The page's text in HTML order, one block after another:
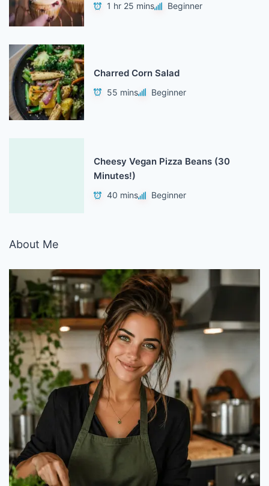
1 hr 25 mins Beginner
Charred Corn Salad
55 mins Beginner
Cheesy Vegan Pizza Beans (30
Minutes!)
40 mins Beginner
About Me